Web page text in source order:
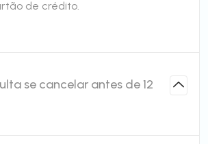
de crédito.
se cancelar antes de 12